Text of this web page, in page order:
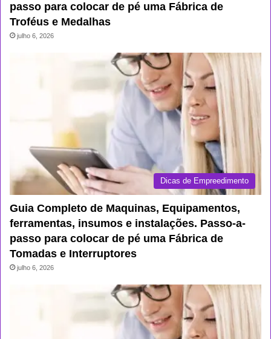
passo para colocar de pé uma Fábrica de
Troféus e Medalhas
julho 6, 2026
Dicas de Empreedimento
Guia Completo de Maquinas, Equipamentos,
ferramentas, insumos e instalações. Passo-a-
passo para colocar de pé uma Fábrica de
Tomadas e Interruptores
julho 6, 2026